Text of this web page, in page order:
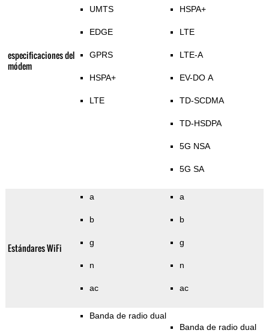
especificaciones del
módem
UMTS
EDGE
GPRS
HSPA+
LTE
HSPA+
LTE
LTE-A
EV-DO A
TD-SCDMA
TD-HSDPA
5G NSA
5G SA
Estándares WiFi
a
b
g
n
ac
a
b
g
n
ac
Banda de radio dual
Banda de radio dual